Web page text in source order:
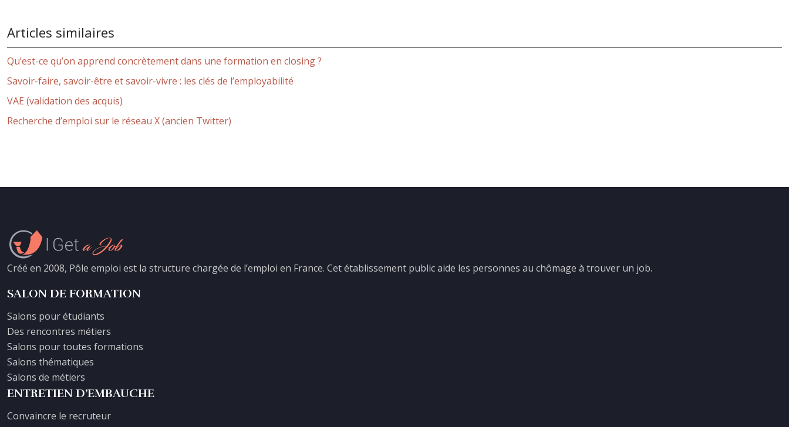
Articles similaires
Qu’est-ce qu’on apprend concrètement dans une formation en closing ?
Savoir-faire, savoir-être et savoir-vivre : les clés de l’employabilité
VAE (validation des acquis)
Recherche d’emploi sur le réseau X (ancien Twitter)
Créé en 2008, Pôle emploi est la structure chargée de l’emploi en France. Cet établissement public aide les personnes au chômage à trouver un job.
SALON DE FORMATION
Salons pour étudiants
Des rencontres métiers
Salons pour toutes formations
Salons thématiques
Salons de métiers
ENTRETIEN D’EMBAUCHE
Convaincre le recruteur